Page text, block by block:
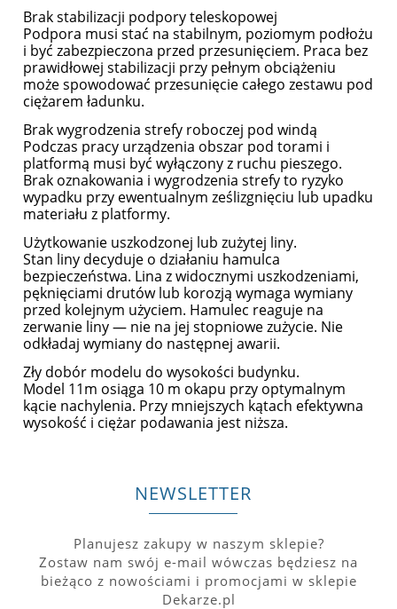
Brak stabilizacji podpory teleskopowej
Podpora musi stać na stabilnym, poziomym podłożu
i być zabezpieczona przed przesunięciem. Praca bez
prawidłowej stabilizacji przy pełnym obciążeniu
może spowodować przesunięcie całego zestawu pod
ciężarem ładunku.
Brak wygrodzenia strefy roboczej pod windą
Podczas pracy urządzenia obszar pod torami i
platformą musi być wyłączony z ruchu pieszego.
Brak oznakowania i wygrodzenia strefy to ryzyko
wypadku przy ewentualnym ześlizgnięciu lub upadku
materiału z platformy.
Użytkowanie uszkodzonej lub zużytej liny.
Stan liny decyduje o działaniu hamulca
bezpieczeństwa. Lina z widocznymi uszkodzeniami,
pęknięciami drutów lub korozją wymaga wymiany
przed kolejnym użyciem. Hamulec reaguje na
zerwanie liny — nie na jej stopniowe zużycie. Nie
odkładaj wymiany do następnej awarii.
Zły dobór modelu do wysokości budynku.
Model 11m osiąga 10 m okapu przy optymalnym
kącie nachylenia. Przy mniejszych kątach efektywna
wysokość i ciężar podawania jest niższa.
NEWSLETTER
Planujesz zakupy w naszym sklepie?
Zostaw nam swój e-mail wówczas będziesz na
bieżąco z nowościami i promocjami w sklepie
Dekarze.pl